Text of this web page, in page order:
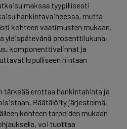
maksaa tyypillisesti
hankintavaiheessa, mutta
kohteen vaatimusten mukaan.
yleispätevänä prosenttilukuna,
komponenttivalinnat ja
lopulliseen hintaan
tärkeää erottaa hankintahinta ja
Räätälöity järjestelmä,
kohteen tarpeiden mukaan
voi tuottaa